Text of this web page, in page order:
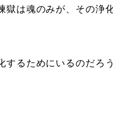
は魂のみが、その浄
るためにいるのだろう